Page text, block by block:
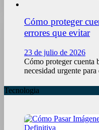
Cómo proteger
errores que evitar
23 de julio de 2026
Cómo proteger cuenta
necesidad urgente
Tecnologia